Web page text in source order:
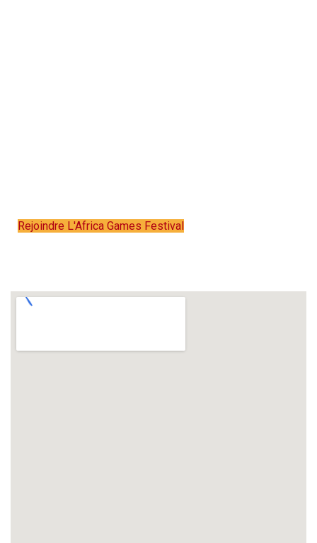
avenir construit ensemble.
Rejoindre L'Africa Games Festival